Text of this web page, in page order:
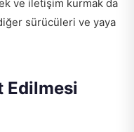
ve iletişim kurmak da
sürücüleri ve yaya
Edilmesi